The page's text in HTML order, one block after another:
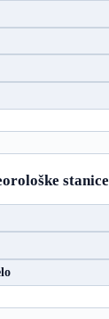
stanice